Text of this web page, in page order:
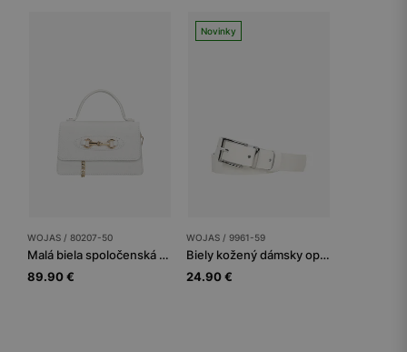
WOJAS / 80207-50
Malá biela spoločenská kabelka
89.90 €
Novinky
WOJAS / 9961-59
Biely kožený dámsky opasok so striebornou prackou
24.90 €